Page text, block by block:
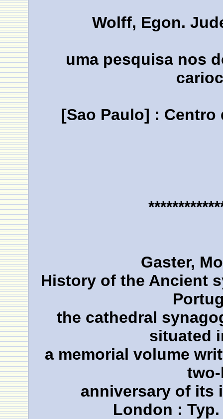
Wolff, Egon.
uma pesquisa nos
[Sao Paulo] :
Gaster,
History of the Ancient
the cathedral
situated
a memorial volume
anniversary of its
London : Typ.